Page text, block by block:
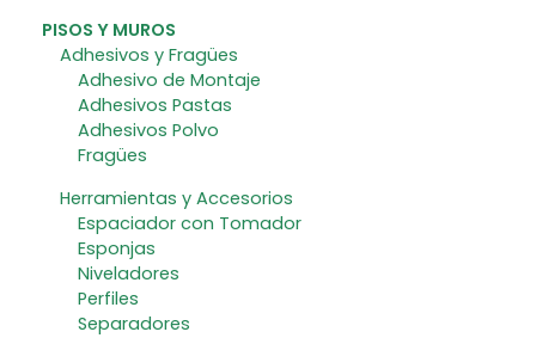
PISOS Y MUROS
Adhesivos y Fragües
Adhesivo de Montaje
Adhesivos Pastas
Adhesivos Polvo
Fragües
Herramientas y Accesorios
Espaciador con Tomador
Esponjas
Niveladores
Perfiles
Separadores